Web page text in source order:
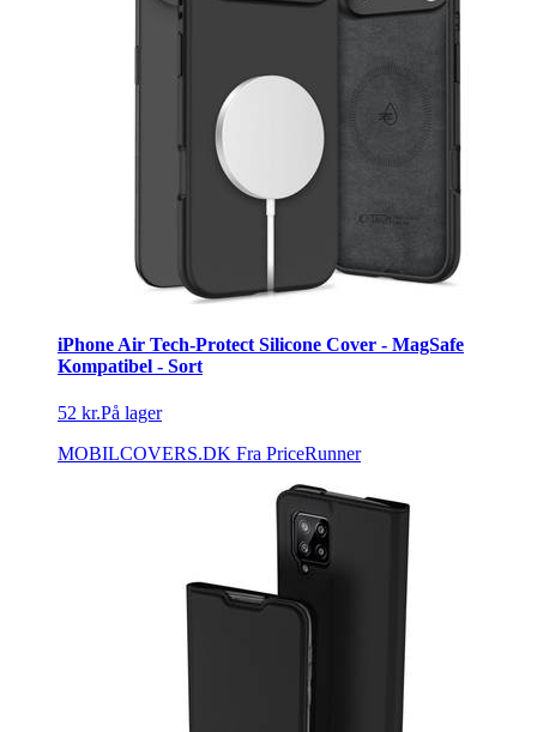
iPhone Air Tech-Protect Silicone Cover - MagSafe
Kompatibel - Sort
52 kr.På lager
MOBILCOVERS.DK Fra PriceRunner